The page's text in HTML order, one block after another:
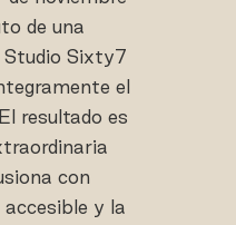
de una
Studio Sixty7
el
resultado es
con
accesible y la